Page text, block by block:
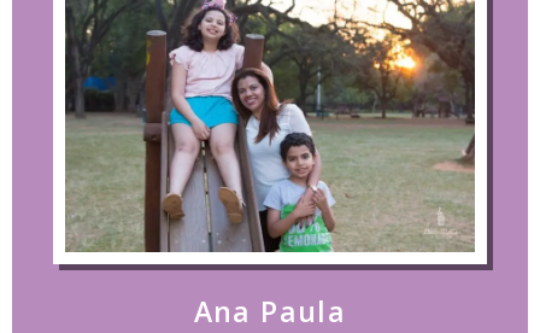
Ana Paula